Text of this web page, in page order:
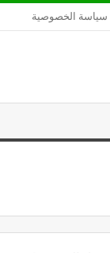
سياسة الخصوصية